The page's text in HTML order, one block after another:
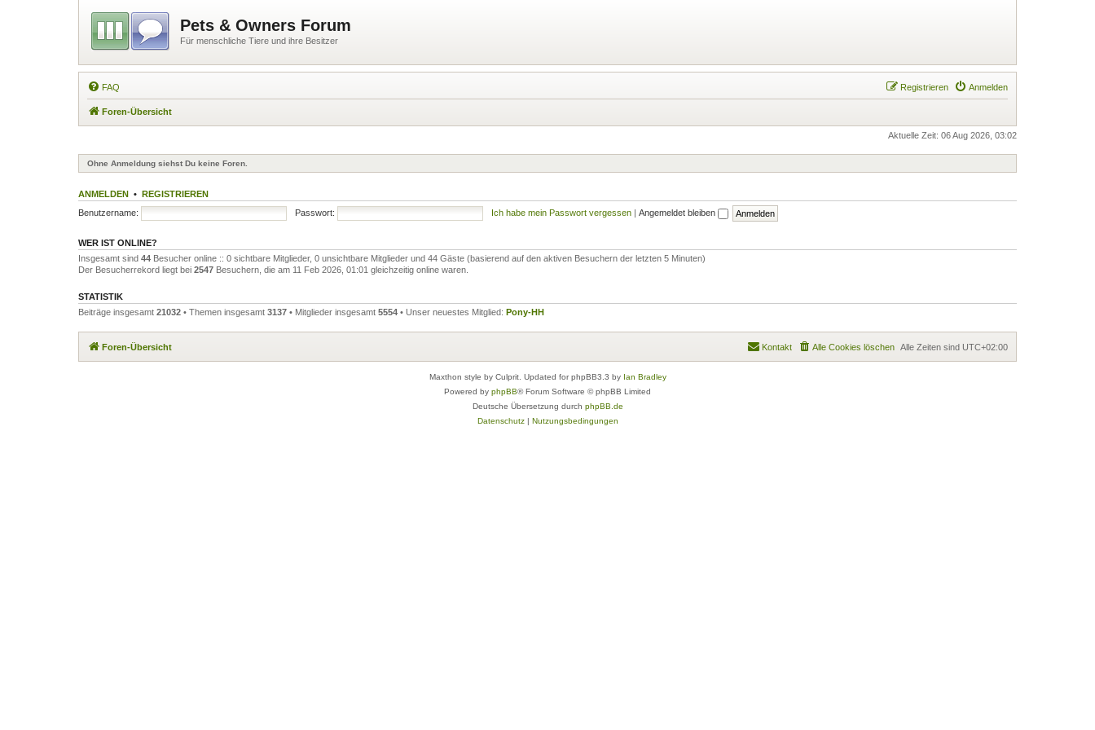
Pets & Owners Forum
Für menschliche Tiere und ihre Besitzer
FAQ Anmelden
Registrieren
Foren-Übersicht
Aktuelle Zeit: 06 Aug 2026, 03:02
Ohne Anmeldung siehst Du keine Foren.
ANMELDEN • REGISTRIEREN
Benutzername:
Passwort: Ich habe mein Passwort vergessen | Angemeldet bleiben
WER IST ONLINE?
Insgesamt sind 44 Besucher online :: 0 sichtbare Mitglieder, 0 unsichtbare Mitglieder und 44 Gäste (basierend auf den aktiven Besuchern der letzten 5 Minuten)
Der Besucherrekord liegt bei 2547 Besuchern, die am 11 Feb 2026, 01:01 gleichzeitig online waren.
STATISTIK
Beiträge insgesamt 21032 • Themen insgesamt 3137 • Mitglieder insgesamt 5554 • Unser neuestes Mitglied: Pony-HH
Foren-Übersicht Alle Zeiten sind UTC+02:00
Alle Cookies löschen
Kontakt
Maxthon style by Culprit. Updated for phpBB3.3 by Ian Bradley
Powered by phpBB® Forum Software © phpBB Limited
Deutsche Übersetzung durch phpBB.de
Datenschutz| Nutzungsbedingungen